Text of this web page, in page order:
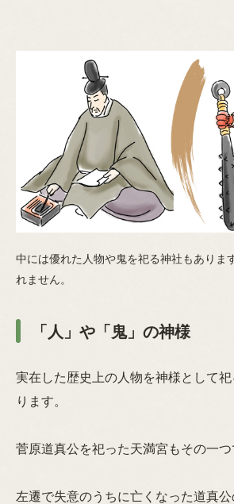
中には優れた人物や鬼を祀る神社もありま
れません。
「人」や「鬼」の神様
実在した歴史上の人物を神様として
ります。
菅原道真公を祀った天満宮もその一つ
左遷で失意のうちに亡くなった道真